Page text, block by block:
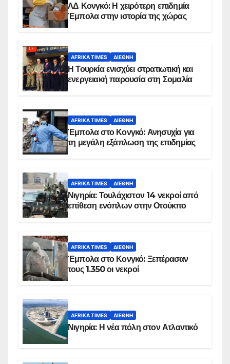
ΛΔ Κονγκό: Η χειρότερη επιδημία
Έμπολα στην ιστορία της χώρας
AFRIKA TIMES ΔΙΕΘΝΉ
Η Τουρκία ενισχύει στρατιωτική και
ενεργειακή παρουσία στη Σομαλία
AFRIKA TIMES ΔΙΕΘΝΉ
Έμπολα στο Κονγκό: Ανησυχία για
τη μεγάλη εξάπλωση της επιδημίας
AFRIKA TIMES ΔΙΕΘΝΉ
Νιγηρία: Τουλάχιστον 14 νεκροί από
επίθεση ενόπλων στην Οτούκπο
AFRIKA TIMES ΔΙΕΘΝΉ
Έμπολα στο Κονγκό: Ξεπέρασαν
τους 1.350 οι νεκροί
AFRIKA TIMES ΔΙΕΘΝΉ
Νιγηρία: Η νέα πόλη στον Ατλαντικό